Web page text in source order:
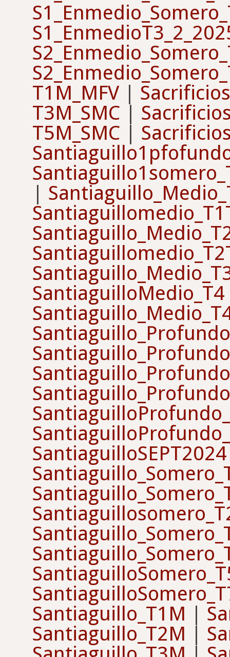
T1M_MFV |
T3M_SMC |
T5M_SMC |
|
SantiaguilloMedio_T4
SantiaguilloSEPT2024
Santiaguillo_T1M |
Santiaguillo_T2M |